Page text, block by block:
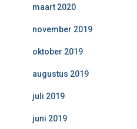
maart 2020
november 2019
oktober 2019
augustus 2019
juli 2019
juni 2019